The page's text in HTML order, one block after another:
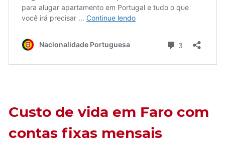
Custo de vida em Faro com
contas fixas mensais